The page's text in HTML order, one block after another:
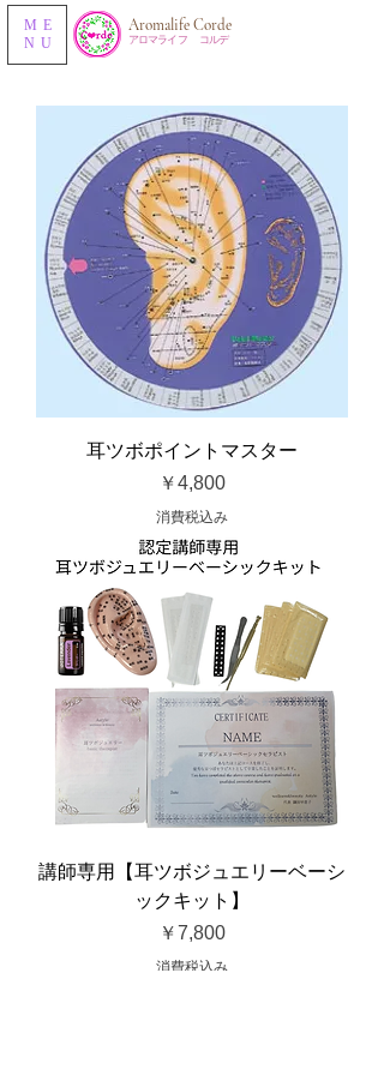
ME
NU
​アロマライフ コルデ
​Aromalife Corde
耳ツボポイントマスター
価格
￥4,800
消費税込み
講師専用【耳ツボジュエリーベーシ
ックキット】
価格
￥7,800
消費税込み